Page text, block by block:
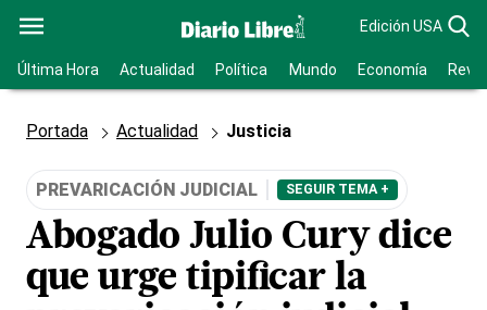
Edición USA
Última Hora Actualidad Política Mundo Economía
Portada Actualidad Justicia
PREVARICACIÓN JUDICIAL SEGUIR TEMA +
Abogado Julio Cury dice
que urge tipificar la